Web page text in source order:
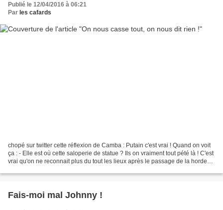
Publié le 12/04/2016 à 06:21
Par les cafards
chopé sur twitter cette réflexion de Camba : Putain c'est vrai ! Quand on voit
ça : - Elle est où cette saloperie de statue ? Ils on vraiment tout pété là ! C'est
vrai qu'on ne reconnait plus du tout les lieux après le passage de la horde
Fais-moi mal Johnny !